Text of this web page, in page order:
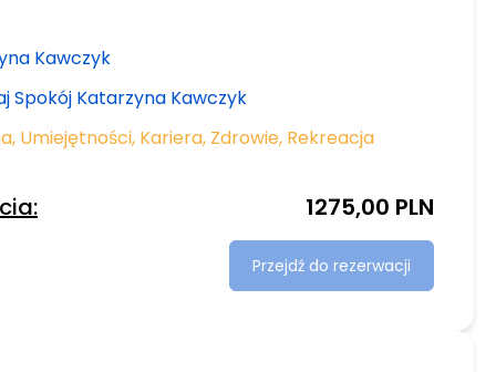
Kawczyk
Spokój Katarzyna Kawczyk
, Umiejętności, Kariera, Zdrowie, Rekreacja
1275,00 PLN
Przejdź do rezerwacji